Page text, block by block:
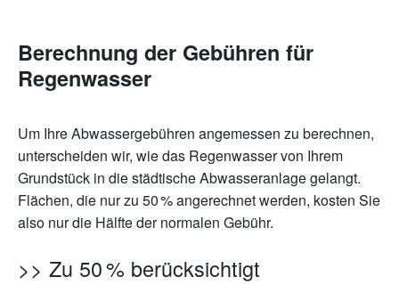
Berechnung der Gebühren für
Regenwasser
Um Ihre Abwassergebühren angemessen zu berechnen,
unterscheiden wir, wie das Regenwasser von Ihrem
Grundstück in die städtische Abwasseranlage gelangt.
Flächen, die nur zu 50 % angerechnet werden, kosten Sie
also nur die Hälfte der normalen Gebühr.
>> Zu 50 % berücksichtigt